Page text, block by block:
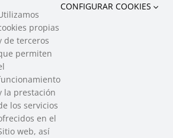
propias
de terceros
permiten
la prestación
los servicios
en el
web, así
CONFIGURAR COOKIES